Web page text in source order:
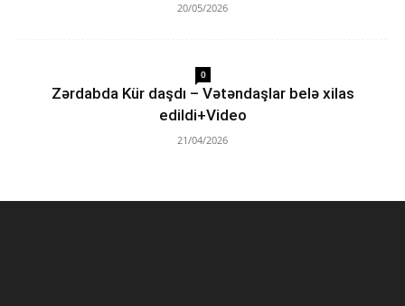
20/05/2026
0
Zərdabda Kür daşdı – Vətəndaşlar belə xilas
edildi+Video
21/04/2026